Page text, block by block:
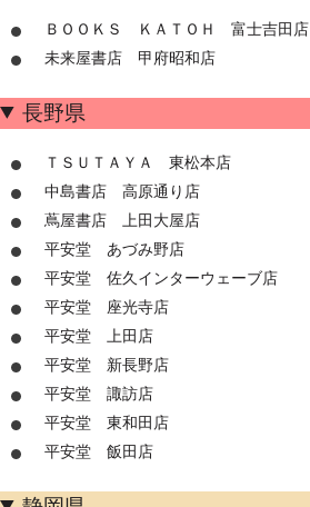
ＢＯＯＫＳ ＫＡＴＯＨ 富士吉田店
未来屋書店 甲府昭和店
長野県
ＴＳＵＴＡＹＡ 東松本店
中島書店 高原通り店
蔦屋書店 上田大屋店
平安堂 あづみ野店
平安堂 佐久インターウェーブ店
平安堂 座光寺店
平安堂 上田店
平安堂 新長野店
平安堂 諏訪店
平安堂 東和田店
平安堂 飯田店